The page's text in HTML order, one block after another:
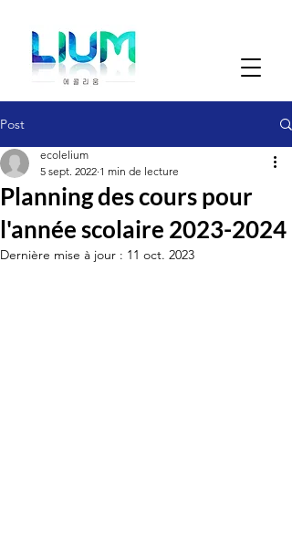
Post
Planning des cours pour
l'année scolaire 2023-2024
ecolelium
5 sept. 2022 1 min de lecture
Dernière mise à jour : 11 oct. 2023